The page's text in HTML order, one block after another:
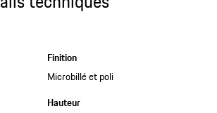
Finition
Microbillé et poli
Hauteur